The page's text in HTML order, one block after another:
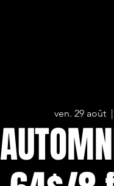
ven. 29 août
  |